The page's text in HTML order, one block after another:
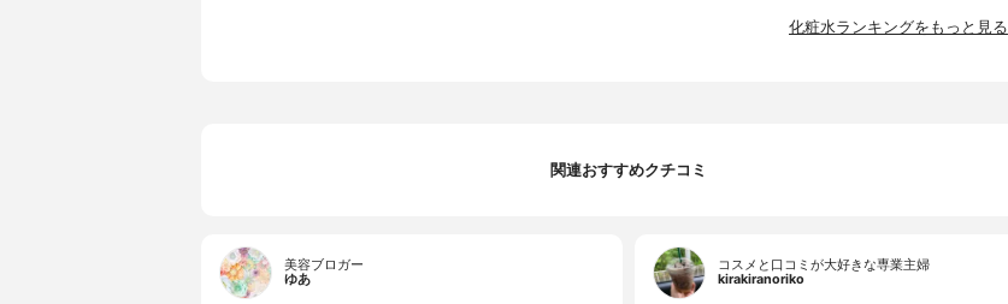
化粧水ランキングをもっと見る
関連おすすめクチコミ
美容ブロガー
ゆあ
コスメと口コミが大好きな専業主婦
kirakiranoriko